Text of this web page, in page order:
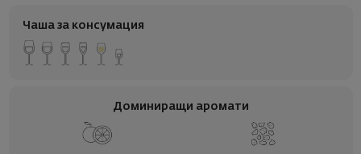
Чаша за консумация
Доминиращи аромати